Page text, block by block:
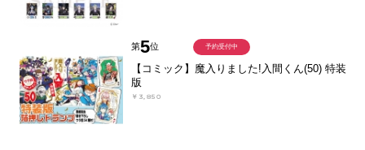
第5位
【コミック】魔入りました!入間くん(50) 特装
版
￥3,850
予約受付中